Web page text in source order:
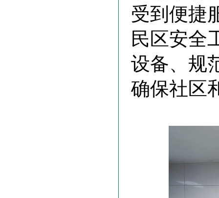
受到便捷
民区安全
设备、规
确保社区